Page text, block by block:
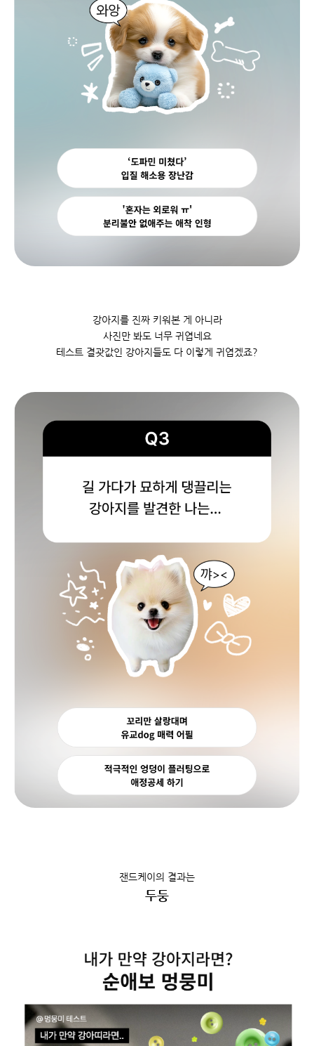
강아지를 진짜 키워본 게 아니라
사진만 봐도 너무 귀엽네요
테스트 결괏값인 강아지들도 다 이렇게 귀엽겠죠?
잰드케이의 결과는
두둥